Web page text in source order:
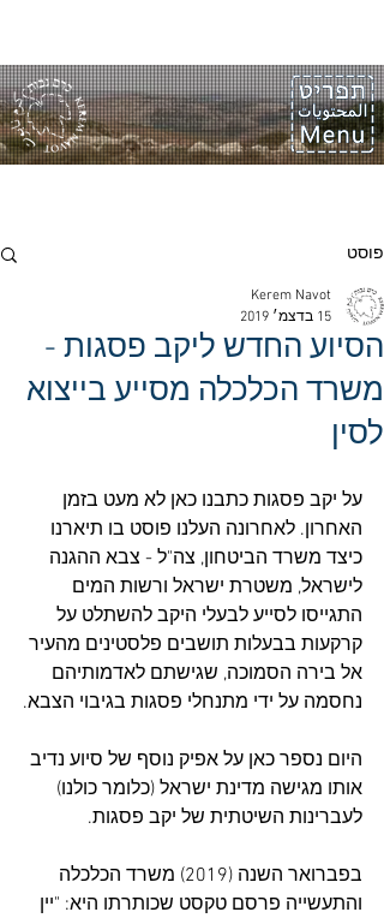
פוסט
הסיוע החדש ליקב פסגות -
משרד הכלכלה מסייע בייצוא
לסין
Kerem Navot
15 בדצמ׳ 2019
על יקב פסגות כתבנו כאן לא מעט בזמן
האחרון. לאחרונה העלנו פוסט בו תיארנו
כיצד משרד הביטחון, צה"ל - צבא ההגנה
לישראל, משטרת ישראל ורשות המים
התגייסו לסייע לבעלי היקב להשתלט על
קרקעות בבעלות תושבים פלסטינים מהעיר
אל בירה הסמוכה, שגישתם לאדמותיהם
נחסמה על ידי מתנחלי פסגות בגיבוי הצבא.
היום נספר כאן על אפיק נוסף של סיוע נדיב
אותו מגישה מדינת ישראל (כלומר כולנו)
לעברינות השיטתית של יקב פסגות.
בפברואר השנה (2019) משרד הכלכלה
והתעשייה פרסם טקסט שכותרתו היא: "יין